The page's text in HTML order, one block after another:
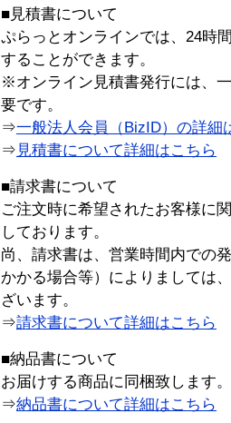
■見積書について
ぷらっとオンラインでは、24時
することができます。
※オンライン見積書発行には、
要です。
⇒一般法人会員（BizID）の詳細
⇒ 見積書について詳細はこちら
■請求書について
ご注文時に希望されたお客様に
しております。
尚、請求書は、営業時間内での
かかる場合等）によりましては
ざいます。
⇒請求書について詳細はこちら
■納品書について
お届けする商品に同梱致します。
⇒納品書について詳細はこちら